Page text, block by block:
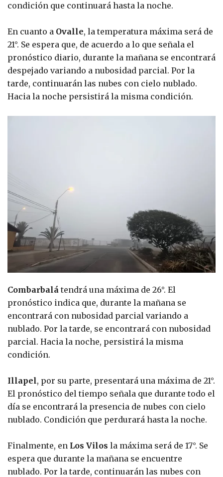
condición que continuará hasta la noche.
En cuanto a Ovalle, la temperatura máxima será de
21°. Se espera que, de acuerdo a lo que señala el
pronóstico diario, durante la mañana se encontrará
despejado variando a nubosidad parcial. Por la
tarde, continuarán las nubes con cielo nublado.
Hacia la noche persistirá la misma condición.
Combarbalá tendrá una máxima de 26°. El
pronóstico indica que, durante la mañana se
encontrará con nubosidad parcial variando a
nublado. Por la tarde, se encontrará con nubosidad
parcial. Hacia la noche, persistirá la misma
condición.
Illapel, por su parte, presentará una máxima de 21°.
El pronóstico del tiempo señala que durante todo el
día se encontrará la presencia de nubes con cielo
nublado. Condición que perdurará hasta la noche.
Finalmente, en Los Vilos la máxima será de 17°. Se
espera que durante la mañana se encuentre
nublado. Por la tarde, continuarán las nubes con